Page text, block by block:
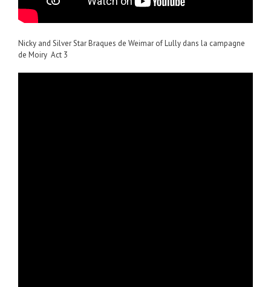
Nicky and Silver Star Braques de Weimar of Lully dans la campagne
de Moiry Act 3